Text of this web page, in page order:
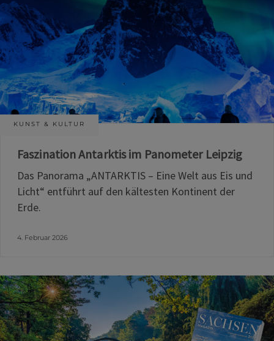
KUNST & KULTUR
Faszination Antarktis im Panometer Leipzig
Das Panorama „ANTARKTIS – Eine Welt aus Eis und
Licht“ entführt auf den kältesten Kontinent der
Erde.
4. Februar 2026